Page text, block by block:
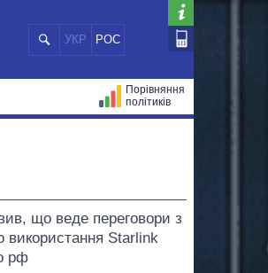
УКР РОС
Порівняння
політиків
що веде переговори з
Starlink
рф